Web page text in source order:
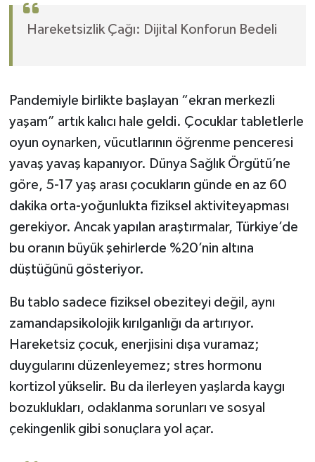
Hareketsizlik Çağı: Dijital Konforun Bedeli
Pandemiyle birlikte başlayan “ekran merkezli
yaşam” artık kalıcı hale geldi. Çocuklar tabletlerle
oyun oynarken, vücutlarının öğrenme penceresi
yavaş yavaş kapanıyor. Dünya Sağlık Örgütü’ne
göre, 5-17 yaş arası çocukların günde en az 60
dakika orta-yoğunlukta fiziksel aktiviteyapması
gerekiyor. Ancak yapılan araştırmalar, Türkiye’de
bu oranın büyük şehirlerde %20’nin altına
düştüğünü gösteriyor.
Bu tablo sadece fiziksel obeziteyi değil, aynı
zamandapsikolojik kırılganlığı da artırıyor.
Hareketsiz çocuk, enerjisini dışa vuramaz;
duygularını düzenleyemez; stres hormonu
kortizol yükselir. Bu da ilerleyen yaşlarda kaygı
bozuklukları, odaklanma sorunları ve sosyal
çekingenlik gibi sonuçlara yol açar.